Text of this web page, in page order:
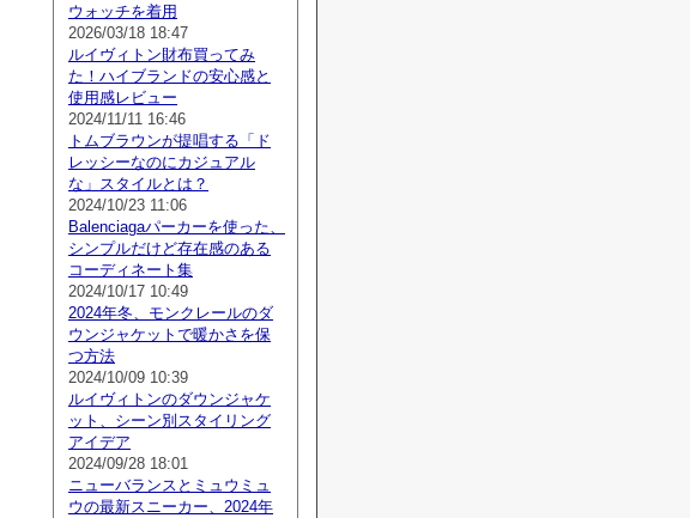
ウォッチを着用
2026/03/18 18:47
ルイヴィトン財布買ってみ
た！ハイブランドの安心感と
使用感レビュー
2024/11/11 16:46
トムブラウンが提唱する「ド
レッシーなのにカジュアル
な」スタイルとは？
2024/10/23 11:06
Balenciagaパーカーを使った、
シンプルだけど存在感のある
コーディネート集
2024/10/17 10:49
2024年冬、モンクレールのダ
ウンジャケットで暖かさを保
つ方法
2024/10/09 10:39
ルイヴィトンのダウンジャケ
ット、シーン別スタイリング
アイデア
2024/09/28 18:01
ニューバランスとミュウミュ
ウの最新スニーカー、2024年